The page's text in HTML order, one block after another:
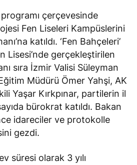
çerçevesinde
Fen Liseleri Kampüslerini
katıldı. ‘Fen Bahçeleri’
Lisesi’nde gerçekleştirilen
sıra İzmir Valisi Süleyman
Müdürü Ömer Yahşi, AK
Yaşar Kırkpınar, partilerin il
bürokrat katıldı. Bakan
idareciler ve protokolle
gezdi.
süresi olarak 3 yılı